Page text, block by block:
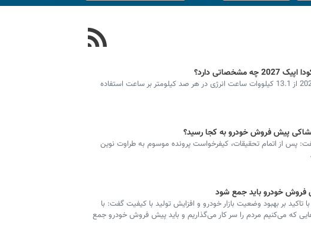
مشخصاتی دارد؟
خودروی اشکودا اپیک 2027 از 13.1 کیلووات ساعت انرژی در هر صد کیلومتر بر ساعت استفاده
پیش فروش خودرو به کجا رسید؟
پس از اتمام تحقیقات، کیفرخواست پرونده موسوم به طراوت نوین
فروش خودرو باید جمع شود
تاکید بر بهبود وضعیت بازار خودرو و افزایش تولید با کیفیت گفت: با
که می‌کنیم مردم را سر کار می‌گذاریم و باید پیش فروش خودرو جمع